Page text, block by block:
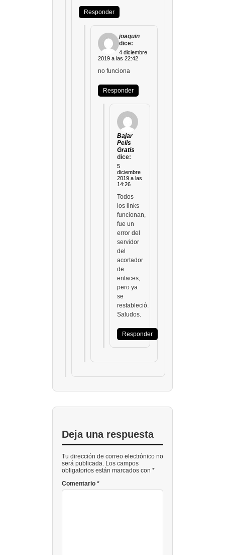
Responder
joaquin
dice:
4 diciembre
2019 a las 22:42
no funciona
Responder
Bajar
Pelis
Gratis
dice:
5
diciembre
2019 a las
14:26
Todos
los links
funcionan,
fue un
error del
servidor
del
acortador
de
enlaces,
pero ya
se
restableció.
Saludos.
Responder
Deja una respuesta
Tu dirección de correo electrónico no
será publicada. Los campos
obligatorios están marcados con *
Comentario *